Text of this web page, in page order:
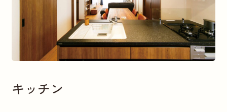
キッチン